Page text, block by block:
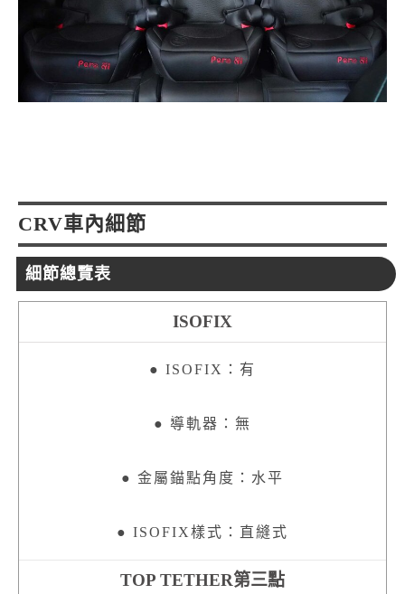
CRV車內細節
細節總覽表
ISOFIX
● ISOFIX：有
● 導軌器：無
● 金屬錨點角度：水平
● ISOFIX樣式：直縫式
TOP TETHER第三點